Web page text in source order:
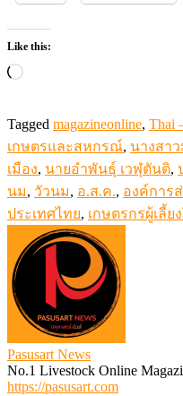
Like this:
Loading…
Tagged magazineonline, Thai
เกษตรและสหกรณ์, นางสา
เมือง, นายอำพันธุ์ เวฬุตันติ,
นม, วัวนม, อ.ส.ค., องค์การ
ประเทศไทย, เกษตรกรผู้เลี้ย
Pasusart News
No.1 Livestock Online
https://pasusart.com